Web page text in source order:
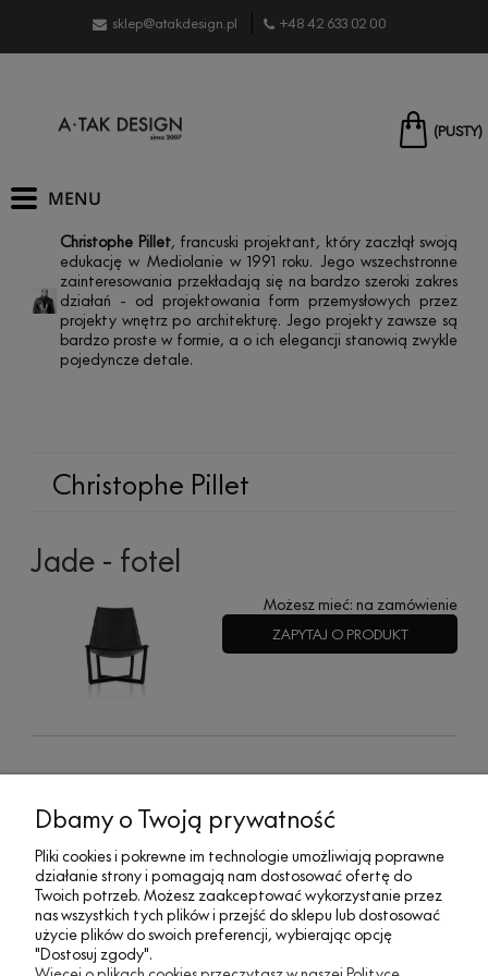
sklep@atakdesign.pl +48 42 633 02 00
(PUSTY)
Christophe Pillet, francuski projektant, który zaczłął swoją
edukację w Mediolanie w 1991 roku. Jego wszechstronne
zainteresowania przekładają się na bardzo szeroki zakres
działań - od projektowania form przemysłowych przez
projekty wnętrz po architekturę. Jego projekty zawsze są
bardzo proste w formie, a o ich elegancji stanowią zwykle
pojedyncze detale.
Christophe Pillet
Jade - fotel
Możesz mieć: na zamówienie
ZAPYTAJ O PRODUKT
MOJE KONTO
SOCIAL MEDIA
Dbamy o Twoją prywatność
Pliki cookies i pokrewne im technologie umożliwiają poprawne
działanie strony i pomagają nam dostosować ofertę do
Twoich potrzeb. Możesz zaakceptować wykorzystanie przez
nas wszystkich tych plików i przejść do sklepu lub dostosować
użycie plików do swoich preferencji, wybierając opcję
"Dostosuj zgody".